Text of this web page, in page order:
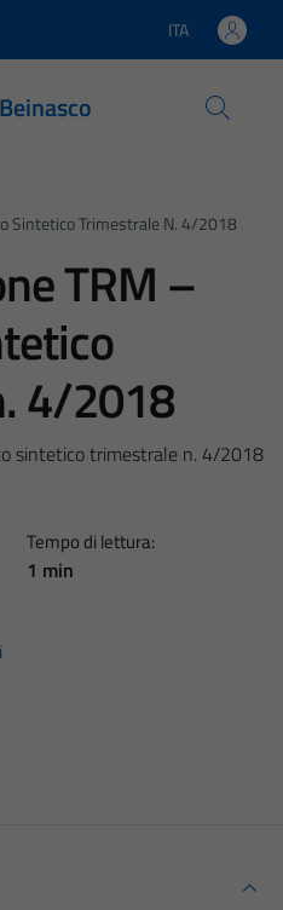
Lingua attiva:
ITA
Sintetico Trimestrale N. 4/2018
TRM –
4/2018
sintetico trimestrale n. 4/2018
Tempo di lettura:
1 min